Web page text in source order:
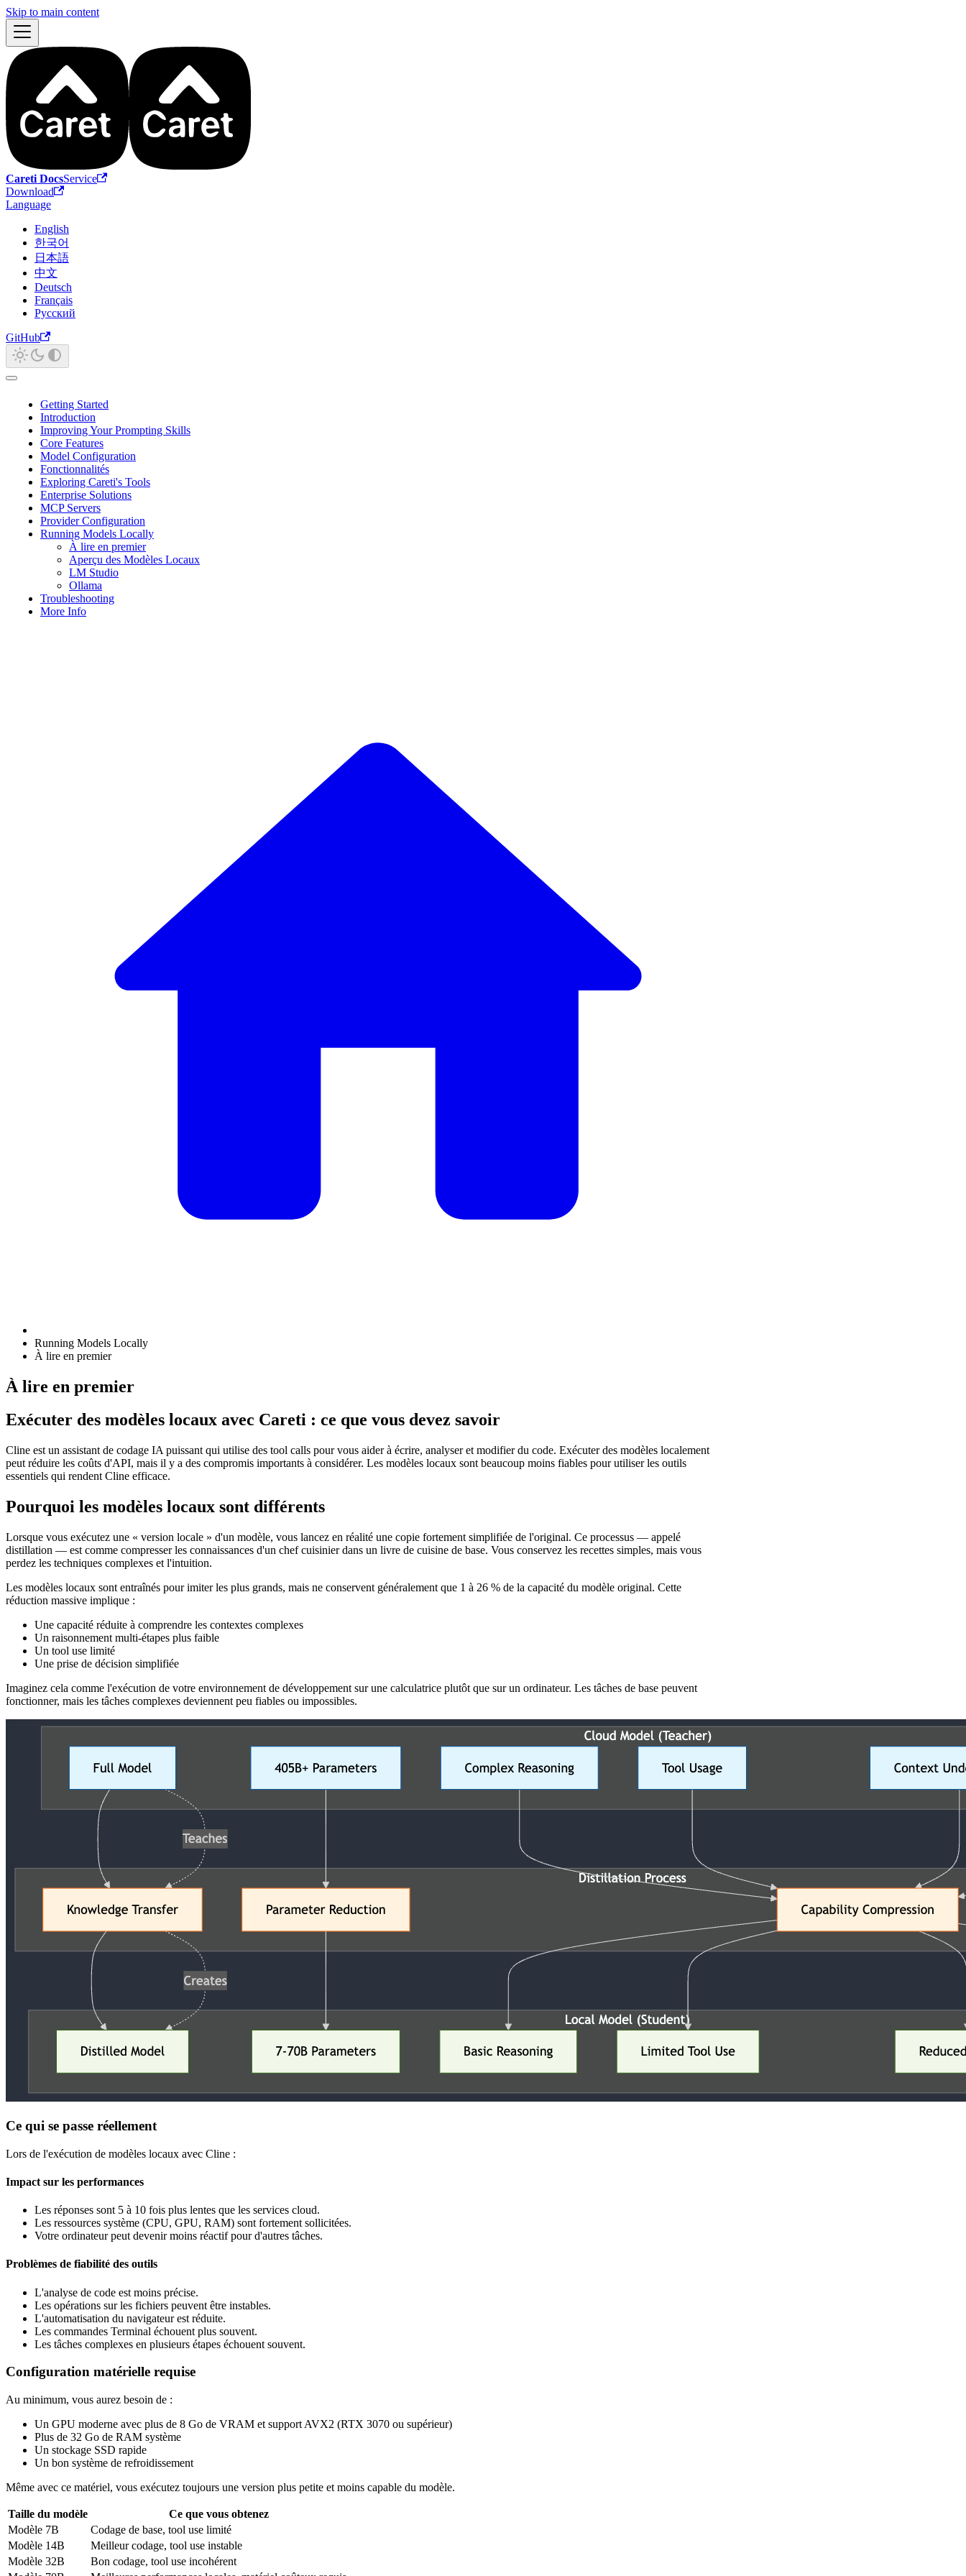
Skip to main content
Careti DocsService
Download
Language
English
한국어
日本語
中文
Deutsch
Français
Русский
GitHub
Getting Started
Introduction
Improving Your Prompting Skills
Core Features
Model Configuration
Fonctionnalités
Exploring Careti's Tools
Enterprise Solutions
MCP Servers
Provider Configuration
Running Models Locally
À lire en premier
Aperçu des Modèles Locaux
LM Studio
Ollama
Troubleshooting
More Info
Running Models Locally
À lire en premier
À lire en premier
Exécuter des modèles locaux avec Careti : ce que vous devez savoir
Cline est un assistant de codage IA puissant qui utilise des tool calls pour vous aider à écrire, analyser et modifier du code. Exécuter des modèles localement
peut réduire les coûts d'API, mais il y a des compromis importants à considérer. Les modèles locaux sont beaucoup moins fiables pour utiliser les outils
essentiels qui rendent Cline efficace.
Pourquoi les modèles locaux sont différents
Lorsque vous exécutez une « version locale » d'un modèle, vous lancez en réalité une copie fortement simplifiée de l'original. Ce processus — appelé
distillation — est comme compresser les connaissances d'un chef cuisinier dans un livre de cuisine de base. Vous conservez les recettes simples, mais vous
perdez les techniques complexes et l'intuition.
Les modèles locaux sont entraînés pour imiter les plus grands, mais ne conservent généralement que 1 à 26 % de la capacité du modèle original. Cette
réduction massive implique :
Une capacité réduite à comprendre les contextes complexes
Un raisonnement multi-étapes plus faible
Un tool use limité
Une prise de décision simplifiée
Imaginez cela comme l'exécution de votre environnement de développement sur une calculatrice plutôt que sur un ordinateur. Les tâches de base peuvent
fonctionner, mais les tâches complexes deviennent peu fiables ou impossibles.
Ce qui se passe réellement
Lors de l'exécution de modèles locaux avec Cline :
Impact sur les performances
Les réponses sont 5 à 10 fois plus lentes que les services cloud.
Les ressources système (CPU, GPU, RAM) sont fortement sollicitées.
Votre ordinateur peut devenir moins réactif pour d'autres tâches.
Problèmes de fiabilité des outils
L'analyse de code est moins précise.
Les opérations sur les fichiers peuvent être instables.
L'automatisation du navigateur est réduite.
Les commandes Terminal échouent plus souvent.
Les tâches complexes en plusieurs étapes échouent souvent.
Configuration matérielle requise
Au minimum, vous aurez besoin de :
Un GPU moderne avec plus de 8 Go de VRAM et support AVX2 (RTX 3070 ou supérieur)
Plus de 32 Go de RAM système
Un stockage SSD rapide
Un bon système de refroidissement
Même avec ce matériel, vous exécutez toujours une version plus petite et moins capable du modèle.
Taille du modèle
Ce que vous obtenez
Modèle 7B
Codage de base, tool use limité
Modèle 14B
Meilleur codage, tool use instable
Modèle 32B
Bon codage, tool use incohérent